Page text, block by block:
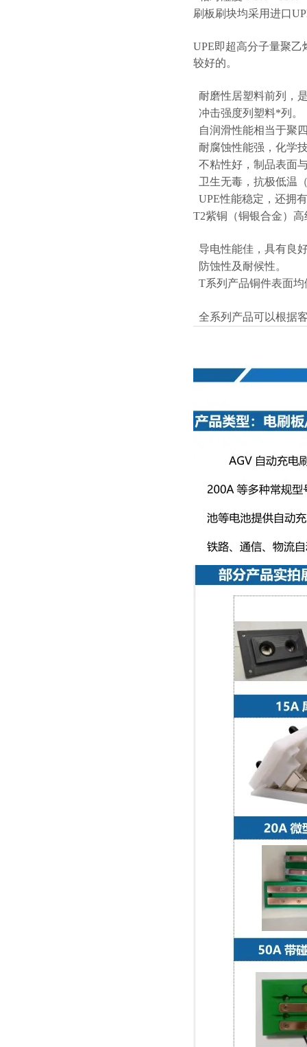
刷板刷块均采用进口
UPE即超高分子量聚
较好的。
耐磨性居塑料前列，
冲击强度列塑料*列。
自润滑性能相当于聚
耐腐蚀性能强，化学
不粘性好，制品表面
卫生无毒，抗极低温
UPE性能稳定，还拥
T2紫铜（铜银合金）
导电性能佳，具有良
防蚀性及耐候性。
T系列产品铜件表面
全系列产品可以根据